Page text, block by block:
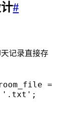
#
记录直接存
=
. '.txt';